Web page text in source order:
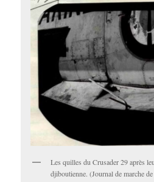
Les quilles du Crusader 29 après
djiboutienne. (Journal de marche